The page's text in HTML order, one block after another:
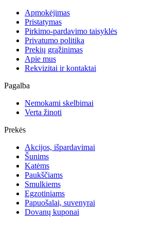
Apmokėjimas
Pristatymas
Pirkimo-pardavimo taisyklės
Privatumo politika
Prekių grąžinimas
Apie mus
Rekvizitai ir kontaktai
Pagalba
Nemokami skelbimai
Verta žinoti
Prekės
Akcijos, išpardavimai
Šunims
Katėms
Paukščiams
Smulkiems
Egzotiniams
Papuošalai, suvenyrai
Dovanų kuponai